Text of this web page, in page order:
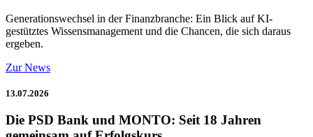
Generationswechsel in der Finanzbranche: Ein Blick auf KI-
gestütztes Wissensmanagement und die Chancen, die sich daraus
ergeben.
Zur News
13.07.2026
Die PSD Bank und MONTO: Seit 18 Jahren